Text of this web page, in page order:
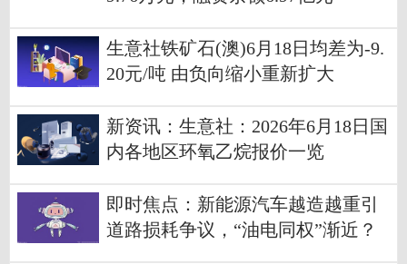
生意社铁矿石(澳)6月18日均差为-9.
20元/吨 由负向缩小重新扩大
新资讯：生意社：2026年6月18日国
内各地区环氧乙烷报价一览
即时焦点：新能源汽车越造越重引
道路损耗争议，“油电同权”渐近？